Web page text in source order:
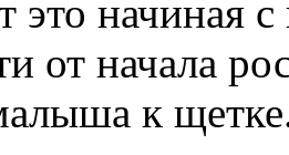
это начиная с
от начала
к